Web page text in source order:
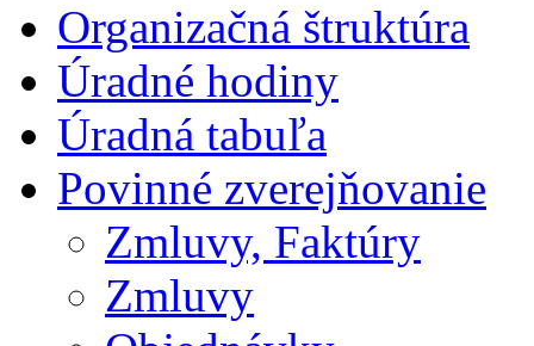
Organizačná štruktúra
Úradné hodiny
Úradná tabuľa
Povinné zverejňovanie
Zmluvy, Faktúry
Zmluvy